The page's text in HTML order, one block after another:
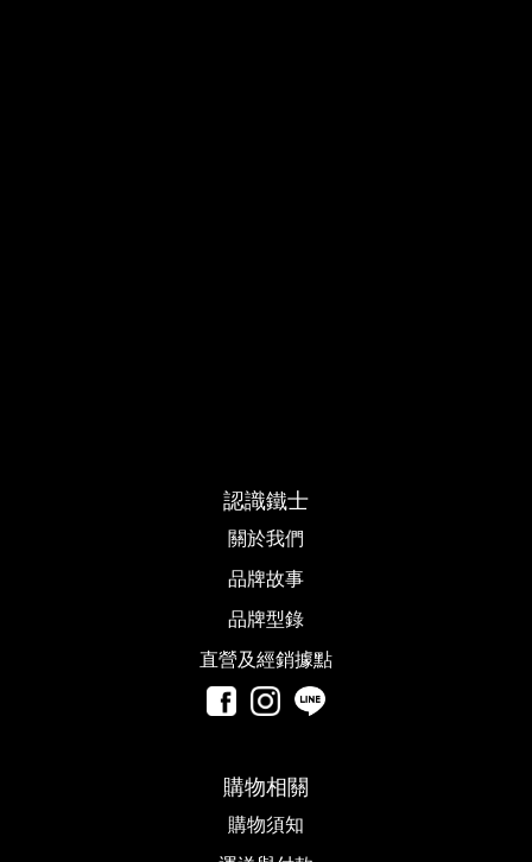
認識鐵士
關於我們
品牌故事​
品牌型錄
直營及經銷據點
購物相關
購物須知